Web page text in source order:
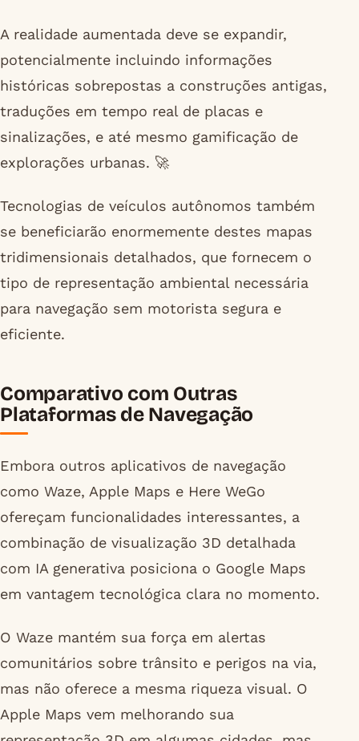
A realidade aumentada deve se expandir,
potencialmente incluindo informações
históricas sobrepostas a construções antigas,
traduções em tempo real de placas e
sinalizações, e até mesmo gamificação de
explorações urbanas. 🚀
Tecnologias de veículos autônomos também
se beneficiarão enormemente destes mapas
tridimensionais detalhados, que fornecem o
tipo de representação ambiental necessária
para navegação sem motorista segura e
eficiente.
Comparativo com Outras
Plataformas de Navegação
Embora outros aplicativos de navegação
como Waze, Apple Maps e Here WeGo
ofereçam funcionalidades interessantes, a
combinação de visualização 3D detalhada
com IA generativa posiciona o Google Maps
em vantagem tecnológica clara no momento.
O Waze mantém sua força em alertas
comunitários sobre trânsito e perigos na via,
mas não oferece a mesma riqueza visual. O
Apple Maps vem melhorando sua